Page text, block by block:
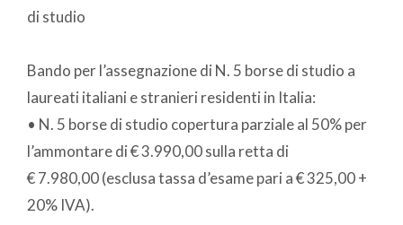
di studio
Bando per l’assegnazione di N. 5 borse di studio a
laureati italiani e stranieri residenti in Italia:
• N. 5 borse di studio copertura parziale al 50% per
l’ammontare di € 3.990,00 sulla retta di
€ 7.980,00 (esclusa tassa d’esame pari a € 325,00 +
20% IVA).